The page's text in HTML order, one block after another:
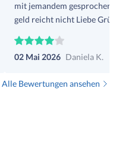
mit jemandem gesprochen Das
geld reicht nicht Liebe Grüße
02 Mai 2026 Daniela K.
Alle Bewertungen ansehen